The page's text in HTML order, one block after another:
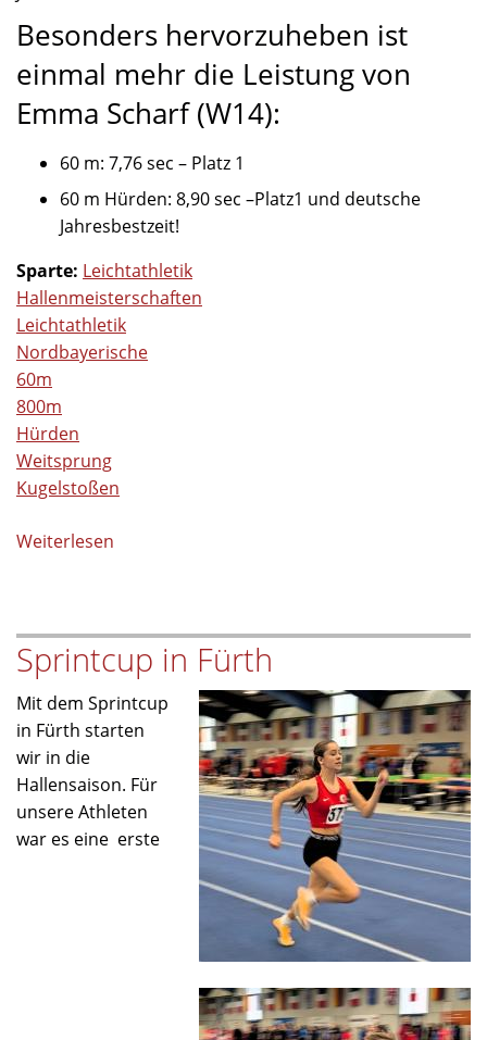
Besonders hervorzuheben ist
einmal mehr die Leistung von
Emma Scharf (W14):
60 m: 7,76 sec – Platz 1
60 m Hürden: 8,90 sec –Platz1 und deutsche
Jahresbestzeit!
Sparte: Leichtathletik
Hallenmeisterschaften
Leichtathletik
Nordbayerische
60m
800m
Hürden
Weitsprung
Kugelstoßen
Weiterlesen
den
Nordbayerischen
Hallenmeisterschaften
2026
Sprintcup in Fürth
Mit dem Sprintcup
in Fürth starten
wir in die
Hallensaison. Für
unsere Athleten
war es eine erste